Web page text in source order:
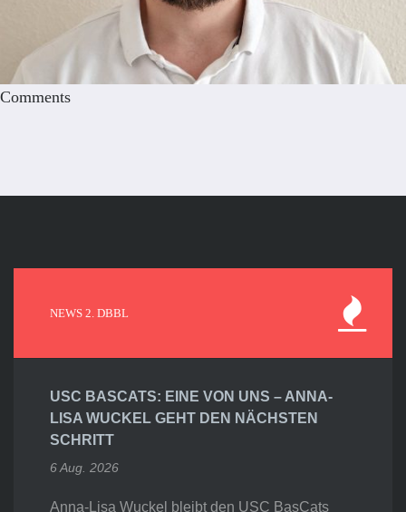
Comments
NEWS 2. DBBL
USC BASCATS: EINE VON UNS – ANNA-
LISA WUCKEL GEHT DEN NÄCHSTEN
SCHRITT
6 Aug. 2026
Anna-Lisa Wuckel bleibt den USC BasCats